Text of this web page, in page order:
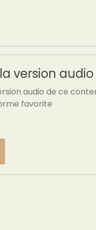
version audio
audio de ce
favorite